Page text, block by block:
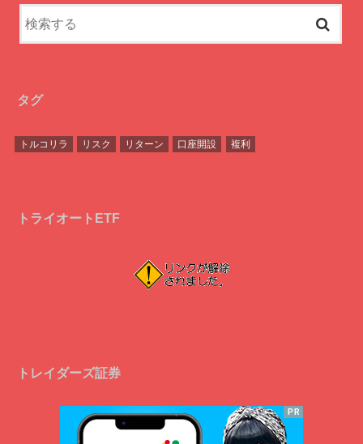
タグ
トルコリラ リスク リターン 口座開設 複利
トライオートETF
トレイダーズ証券